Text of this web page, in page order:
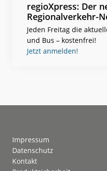
regioXpress: Der
Regionalverkehr-
Jeden Freitag die
und Bus – kostenfrei!
Jetzt anmelden!
Impressum
Datenschutz
Kontakt